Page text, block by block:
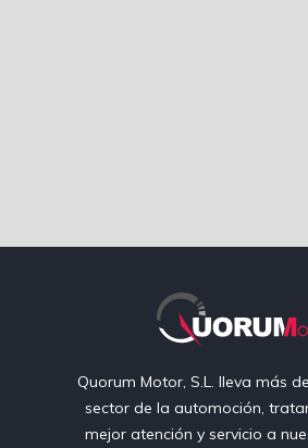
Quorum Motor, S.L. lleva más
sector de la automoción,
mejor atención y servicio a